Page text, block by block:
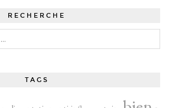
RECHERCHE
TAGS